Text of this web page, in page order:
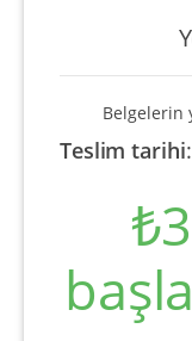
Belgelerin
Teslim tarihi: